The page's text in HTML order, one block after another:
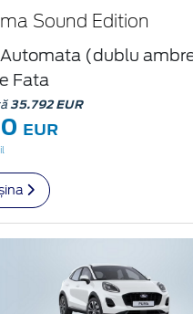
Sound Edition
Automata (dublu
Fata
35.792 EUR
EUR